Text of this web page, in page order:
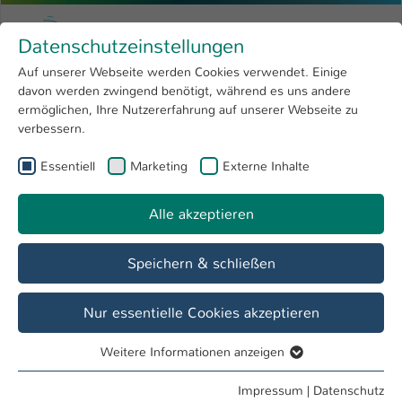
Menu
Forschung 4
Open submenu
Hochschule
International
Zum Hauptinhalt springen
Hochschule Kaiserslautern
Sie sind hier:
Aufnahmeprüfung
Internationales Studienkolleg
Kursangebot Bewerbung
Informationen
Bewerbung
Datenschutzeinstellungen
Auf unserer Webseite werden Cookies verwendet. Einige
davon werden zwingend benötigt, während es uns andere
ermöglichen, Ihre Nutzererfahrung auf unserer Webseite zu
verbessern.
Essentiell Marketing Externe Inhalte
Alle akzeptieren
Speichern & schließen
Nur essentielle Cookies akzeptieren
Essentielle Cookies werden für grundlegende Funktionen
Weitere Informationen anzeigen
Impressum | Datenschutz